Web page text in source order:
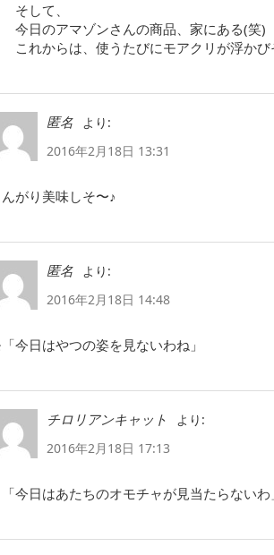
そして、
今日のアマゾンさんの商品、家にある(笑)
これからは、使うたびにモアクリが浮か
匿名
より:
2016年2月18日 13:31
んがり美味しそ〜♪
匿名
より:
2016年2月18日 14:48
今日はやつの姿を見ないわね」
チロリアンキャット
より:
2016年2月18日 17:13
「今日はあたちのオモチャが見当たらないわ